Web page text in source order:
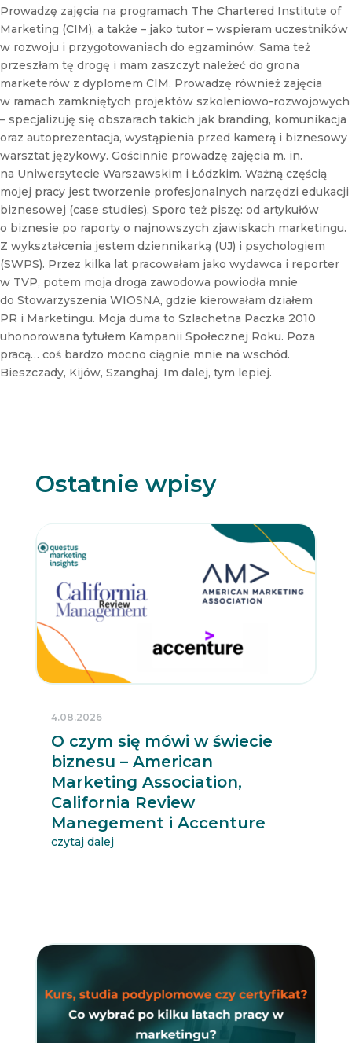
r
N
e
w
s
l
e
t
t
e
r
Prowadzę zajęcia na programach The Chartered Institute of
Marketing (CIM), a także – jako tutor – wspieram uczestników
w rozwoju i przygotowaniach do egzaminów. Sama też
przeszłam tę drogę i mam zaszczyt należeć do grona
marketerów z dyplomem CIM. Prowadzę również zajęcia
w ramach zamkniętych projektów szkoleniowo-rozwojowych
– specjalizuję się obszarach takich jak branding, komunikacja
oraz autoprezentacja, wystąpienia przed kamerą i biznesowy
warsztat językowy. Gościnnie prowadzę zajęcia m. in.
na Uniwersytecie Warszawskim i Łódzkim. Ważną częścią
mojej pracy jest tworzenie profesjonalnych narzędzi edukacji
biznesowej (case studies). Sporo też piszę: od artykułów
o biznesie po raporty o najnowszych zjawiskach marketingu.
Z wykształcenia jestem dziennikarką (UJ) i psychologiem
(SWPS). Przez kilka lat pracowałam jako wydawca i reporter
w TVP, potem moja droga zawodowa powiodła mnie
do Stowarzyszenia WIOSNA, gdzie kierowałam działem
PR i Marketingu. Moja duma to Szlachetna Paczka 2010
uhonorowana tytułem Kampanii Społecznej Roku. Poza
pracą… coś bardzo mocno ciągnie mnie na wschód.
Bieszczady, Kijów, Szanghaj. Im dalej, tym lepiej.
Ostatnie wpisy
O czym się mówi w świecie
biznesu – American
Marketing Association,
California Review
Manegement i Accenture
4.08.2026
czytaj dalej